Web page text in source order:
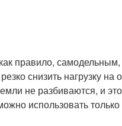
правило,
снизить нагрузку
не разбиваются, и
использовать